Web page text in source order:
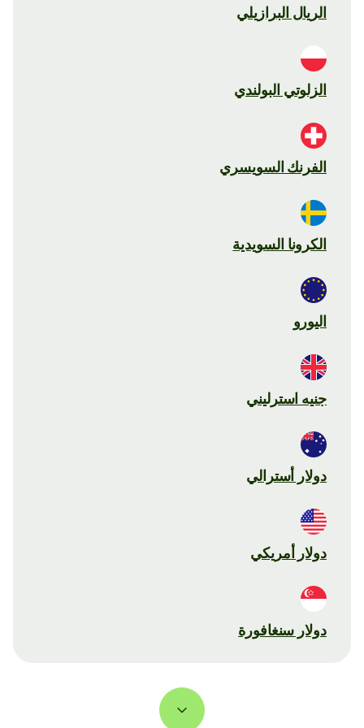
الريال البرازيلي
الزلوتي البولندي
الفرنك السويسري
الكرونا السويدية
اليورو
جنيه استرليني
دولار أسترالي
دولار أمريكي
دولار سنغافورة